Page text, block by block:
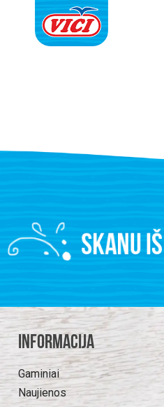
Informacija
Gaminiai
Naujienos